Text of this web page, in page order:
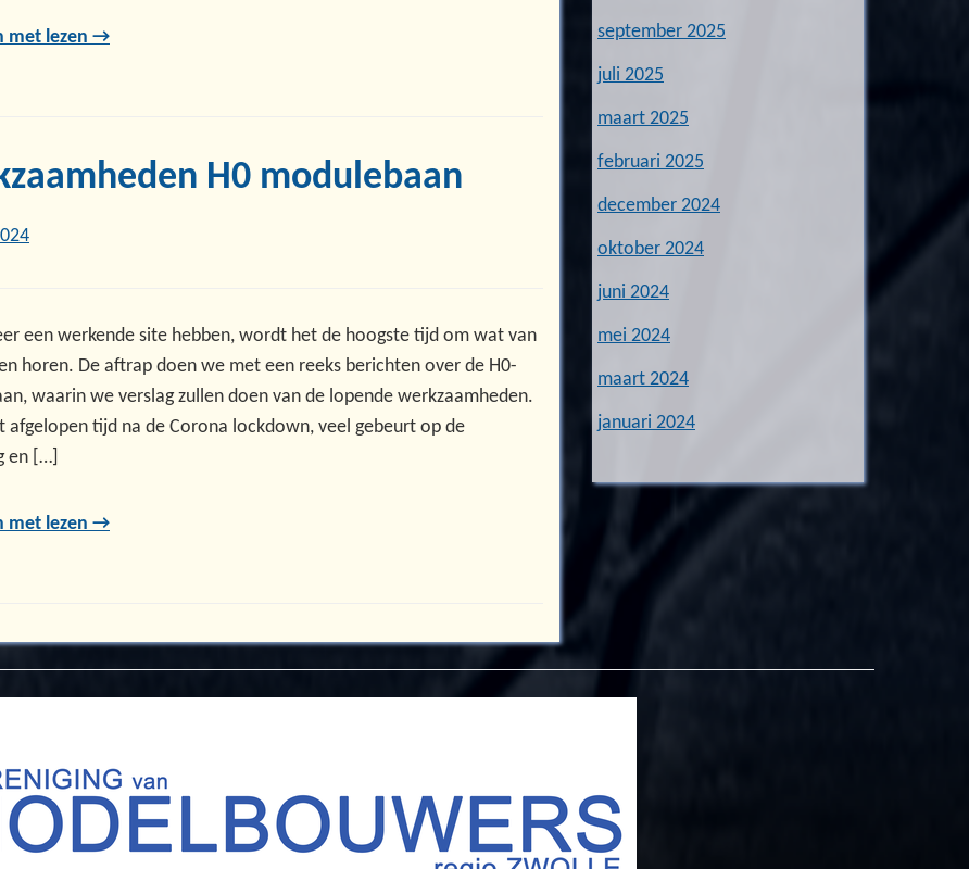
met lezen →
H0 modulebaan
een werkende site hebben, wordt het de hoogste tijd om wat van
horen. De aftrap doen we met een reeks berichten over de H0-
waarin we verslag zullen doen van de lopende werkzaamheden.
afgelopen tijd na de Corona lockdown, veel gebeurt op de
en […]
met lezen →
september 2025
juli 2025
maart 2025
februari 2025
december 2024
oktober 2024
juni 2024
mei 2024
maart 2024
januari 2024